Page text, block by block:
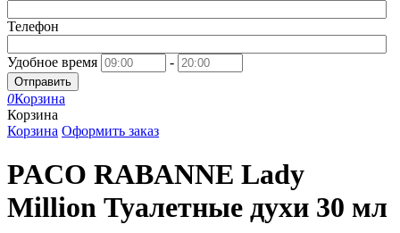
Телефон
Удобное время -
Отправить
0Корзина
Корзина
Корзина Оформить заказ
PACO RABANNE Lady
Million Туалетные духи 30 мл